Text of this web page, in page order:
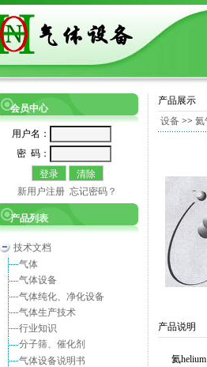
会员中心
用户名：
密 码：
新用户注册 忘记密码？
产品列表
技术文档
气体
气体设备
气体纯化、净化设备
气体生产技术
行业知识
分子筛、催化剂
气体设备说明书
产品展示
设备 >> 氦
产品说明
氦helium